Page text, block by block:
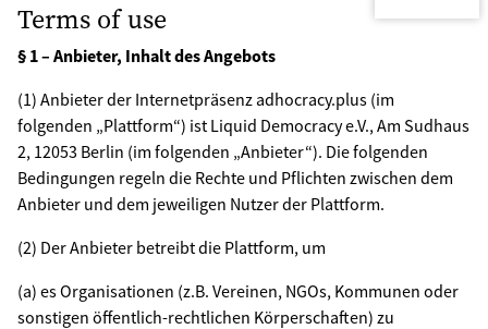
Terms of use
§ 1 – Anbieter, Inhalt des Angebots
(1) Anbieter der Internetpräsenz adhocracy.plus (im
folgenden „Plattform“) ist Liquid Democracy e.V., Am Sudhaus
2, 12053 Berlin (im folgenden „Anbie­ter“). Die folgenden
Bedingungen regeln die Rechte und Pflichten zwischen dem
Anbieter und dem jeweiligen Nutzer der Plattform.
(2) Der Anbieter betreibt die Plattform, um
(a) es Organisationen (z.B. Vereinen, NGOs, Kommunen oder
sonstigen öffentlich-rechtlichen Körperschaften) zu